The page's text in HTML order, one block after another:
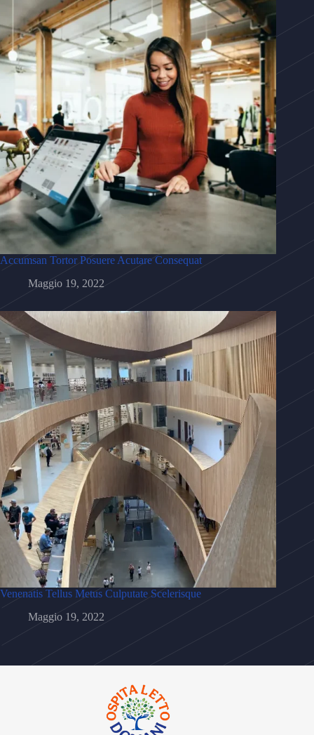
Accumsan Tortor Posuere Acutare Consequat
Maggio 19, 2022
Venenatis Tellus Metus Culputate Scelerisque
Maggio 19, 2022